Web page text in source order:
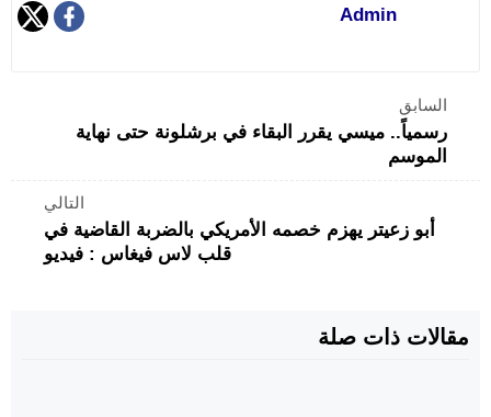
Admin
السابق
رسمياً.. ميسي يقرر البقاء في برشلونة حتى نهاية
الموسم
التالي
أبو زعيتر يهزم خصمه الأمريكي بالضربة القاضية في
قلب لاس فيغاس : فيديو
مقالات ذات صلة